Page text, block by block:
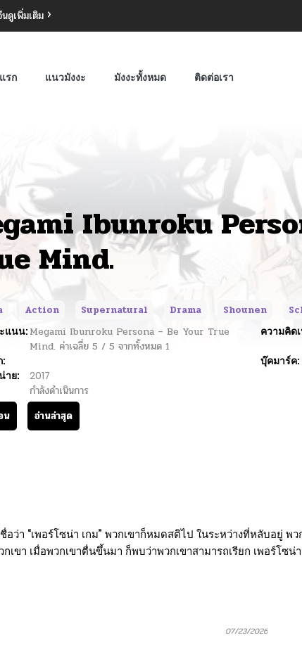
นดูเพิ่มเติม
รก แนวมังงะ มังงะทั้งหมด ติดต่อเรา
Ibunroku
Mind.
Action Supernatural Drama Shounen
แนน: Megami Ibunroku Persona – Be Your True
Mind. ค่าเฉลี่ย 5 / 5 จากทั้งหมด 1
ความคิด
:
บุ๊คมาร์ค:
าย:
2017
กำลังดำเนินการ
น
อ่านล่าสุด
ว่า “เพอร์โซน่า เกม” พวกเขาก็หมดสติไป ในระหว่างที่หลับอยู่
ขา เมื่อพวกเขาตื่นขึ้นมา ก็พบว่าพวกเขาสามารถเรียก เพอร์โซ
07/23/2026